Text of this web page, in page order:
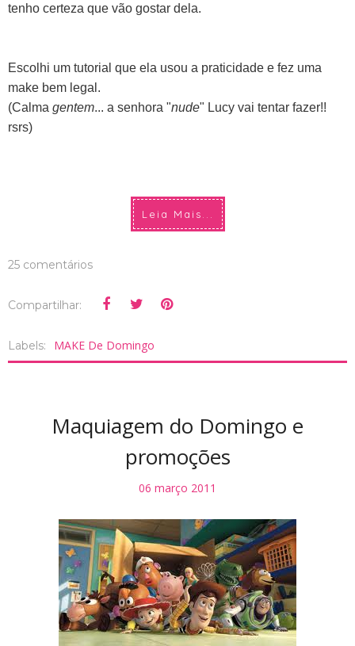
tenho certeza que vão gostar dela.
Escolhi um tutorial que ela usou a praticidade e fez uma
make bem legal.
(Calma gentem... a senhora "nude" Lucy vai tentar fazer!!
rsrs)
Leia Mais...
25 comentários
Compartilhar:
Labels: MAKE De Domingo
Maquiagem do Domingo e
promoções
06 março 2011